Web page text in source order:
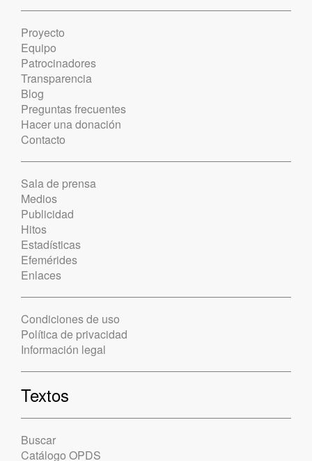
Proyecto
Equipo
Patrocinadores
Transparencia
Blog
Preguntas frecuentes
Hacer una donación
Contacto
Sala de prensa
Medios
Publicidad
Hitos
Estadísticas
Efemérides
Enlaces
Condiciones de uso
Política de privacidad
Información legal
Textos
Buscar
Catálogo OPDS